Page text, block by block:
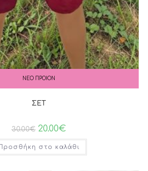
ΝΕΟ ΠΡΟΙΟΝ
ΣΕΤ
30.00€ 20.00€
Προσθήκη στο καλάθι